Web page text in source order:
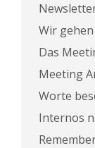
Wir
Das
Meeting
Worte
Internos